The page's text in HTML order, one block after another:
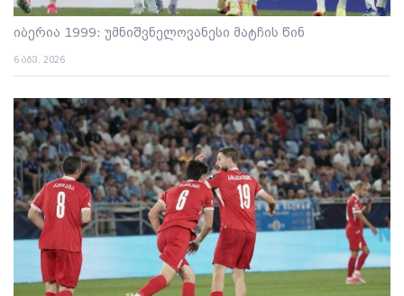
იბერია 1999: უმნიშვნელოვანესი მატჩის წინ
6 აგვ. 2026